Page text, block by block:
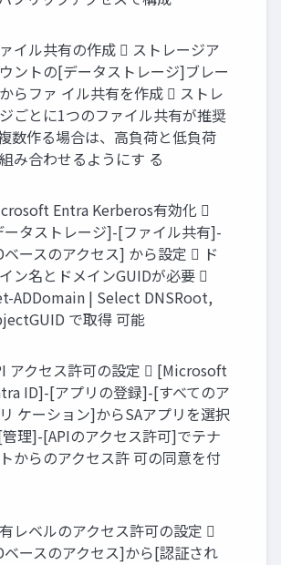
イル共有の作成  ストレージア
ントの[データストレージ]ブレー
らファ イル共有を作成  ストレ
ごとに1つのファイル共有が推奨
数作る場合は、高負荷と低負荷
み合わせるようにす る
Entra Kerberos有効化 
ータストレージ]-[ファイル共有]-
ースのアクセス] から設定  ド
ン名とドメインGUIDが必要 
ADDomain | Select DNSRoot,
で取得 可能
アクセス許可の設定  [Microsoft
ID]-[アプリの登録]-[すべてのア
ケーション]からSAアプリを選択
理]-[APIのアクセス許可]でテナ
からのアクセス許 可の同意を付
レベルのアクセス許可の設定 
ベースのアクセス]から[認証され